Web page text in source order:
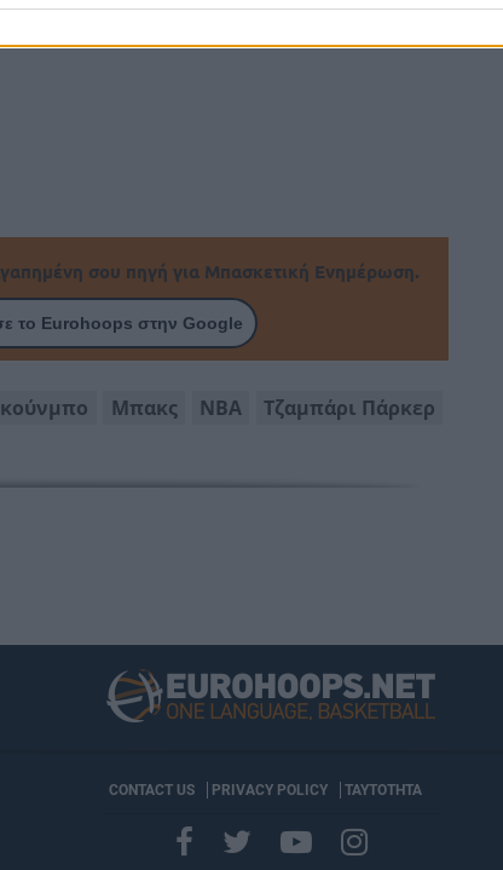
σου πηγή για Μπασκετική Ενημέρωση.
το Eurohoops στην Google
Μπακς ΝΒΑ Τζαμπάρι Πάρκερ
CONTACT US PRIVACY POLICY ΤΑΥΤΟΤΗΤΑ